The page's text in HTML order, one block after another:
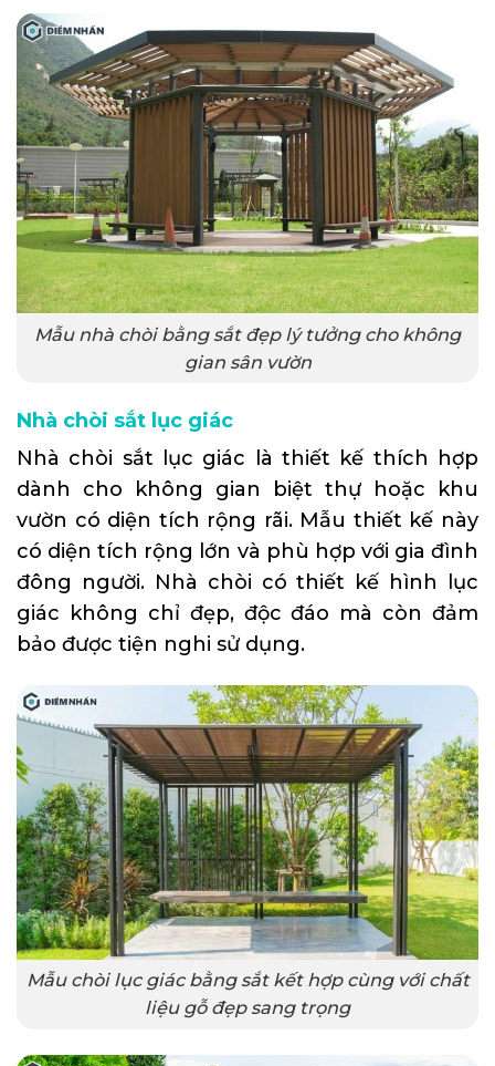
Mẫu nhà chòi bằng sắt đẹp lý tưởng cho không
gian sân vườn
Nhà chòi sắt lục giác
Nhà chòi sắt lục giác là thiết kế thích hợp
dành cho không gian biệt thự hoặc khu
vườn có diện tích rộng rãi. Mẫu thiết kế này
có diện tích rộng lớn và phù hợp với gia đình
đông người. Nhà chòi có thiết kế hình lục
giác không chỉ đẹp, độc đáo mà còn đảm
bảo được tiện nghi sử dụng.
Mẫu chòi lục giác bằng sắt kết hợp cùng với chất
liệu gỗ đẹp sang trọng